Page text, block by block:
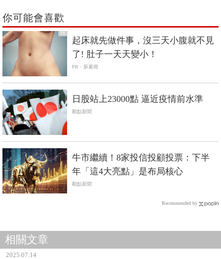
你可能會喜歡
PR
起床就先做件事，沒三天小腹就不見
了! 肚子一天天變小！
PR・新素簡
日股站上23000點 逼近疫情前水準
觀點新聞
牛市繼續！8家投信投顧投票：下半
年「這4大亮點」是布局核心
觀點新聞
Recommended by
相關文章
2025.07.14